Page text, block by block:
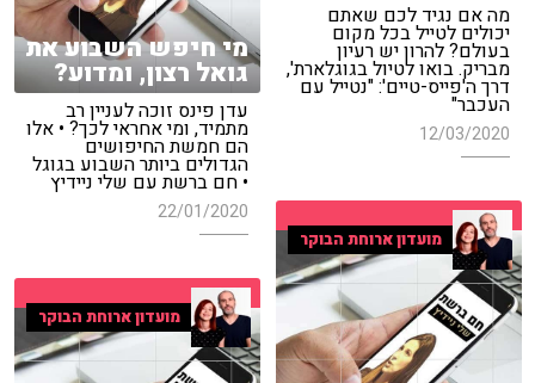
מה אם נגיד לכם שאתם
יכולים לטייל בכל מקום
בעולם? להרון יש רעיון
מבריק. בואו לטיול בגוגלארת',
דרך ה'פייס-טיים': "נטייל עם
העכבר"
12/03/2020
מי חיפש השבוע את
גואל רצון, ומדוע?
עדן פינס זוכה לעניין רב
מתמיד, ומי אחראי לכך? • אלו
הם חמשת החיפושים
הגדולים ביותר השבוע בגוגל
• חם ברשת עם שלי ניידיץ
22/01/2020
מועדון ארוחת הבוקר
מועדון ארוחת הבוקר